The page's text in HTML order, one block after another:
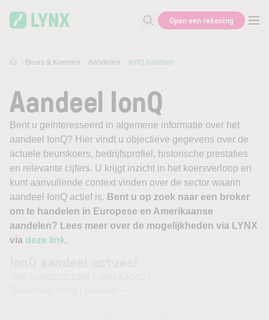
Zoek naar informatie
Open een rekening
Beurs & Koersen Aandelen IonQ Aandeel
Aandeel IonQ
Bent u geïnteresseerd in algemene informatie over het
aandeel IonQ? Hier vindt u objectieve gegevens over de
actuele beurskoers, bedrijfsprofiel, historische prestaties
en relevante cijfers. U krijgt inzicht in het koersverloop en
kunt aanvullende context vinden over de sector waarin
aandeel IonQ actief is. Bent u op zoek naar een broker
om te handelen in Europese en Amerikaanse
aandelen? Lees meer over de mogelijkheden via LYNX
via deze link.